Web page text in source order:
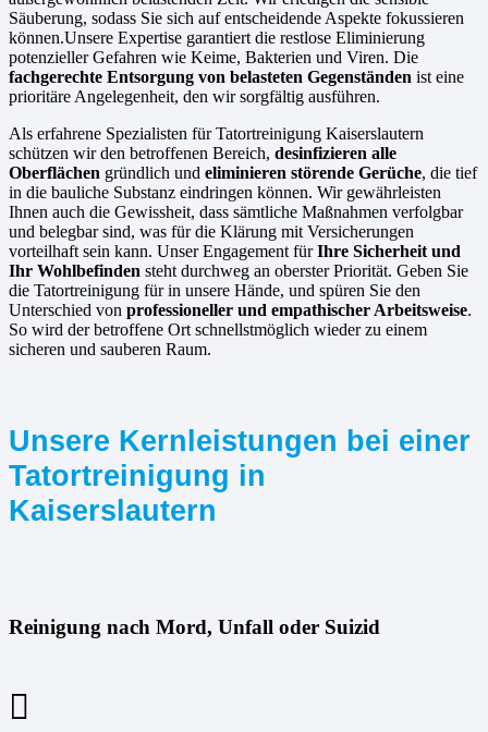
Säuberung, sodass Sie sich auf entscheidende Aspekte fokussieren
können.Unsere Expertise garantiert die restlose Eliminierung
potenzieller Gefahren wie Keime, Bakterien und Viren. Die
fachgerechte Entsorgung von belasteten Gegenständen ist eine
prioritäre Angelegenheit, den wir sorgfältig ausführen.
Als erfahrene Spezialisten für Tatortreinigung Kaiserslautern
schützen wir den betroffenen Bereich, desinfizieren alle
Oberflächen gründlich und eliminieren störende Gerüche, die tief
in die bauliche Substanz eindringen können. Wir gewährleisten
Ihnen auch die Gewissheit, dass sämtliche Maßnahmen verfolgbar
und belegbar sind, was für die Klärung mit Versicherungen
vorteilhaft sein kann. Unser Engagement fürIhre Sicherheit und
Ihr Wohlbefinden steht durchweg an oberster Priorität. Geben Sie
die Tatortreinigung für in unsere Hände, und spüren Sie den
Unterschied von professioneller und empathischer Arbeitsweise.
So wird der betroffene Ort schnellstmöglich wieder zu einem
sicheren und sauberen Raum.
Unsere Kernleistungen bei einer
Tatortreinigung in
Kaiserslautern
Reinigung nach Mord, Unfall oder Suizid